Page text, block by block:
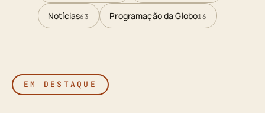
Notícias63 Programação da Globo16
EM DESTAQUE